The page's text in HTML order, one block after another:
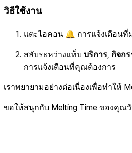
วิธีใช้งาน
แตะไอคอน 🔔 การแจ้งเตือนที่
สลับระหว่างแท็บ บริการ, กิจกร
การแจ้งเตือนที่คุณต้องการ
เราพยายามอย่างต่อเนื่องเพื่อทำให้
ขอให้สนุกกับ Melting Time ของคุณ